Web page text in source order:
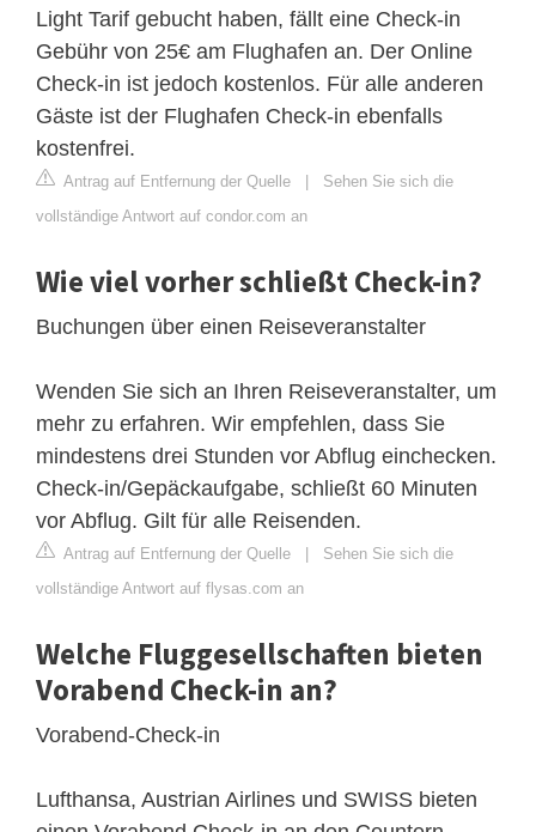
Light Tarif gebucht haben, fällt eine Check-in
Gebühr von 25€ am Flughafen an. Der Online
Check-in ist jedoch kostenlos. Für alle anderen
Gäste ist der Flughafen Check-in ebenfalls
kostenfrei.
Antrag auf Entfernung der Quelle | Sehen Sie sich die
vollständige Antwort auf condor.com an
Wie viel vorher schließt Check-in?
Buchungen über einen Reiseveranstalter
Wenden Sie sich an Ihren Reiseveranstalter, um
mehr zu erfahren. Wir empfehlen, dass Sie
mindestens drei Stunden vor Abflug einchecken.
Check-in/Gepäckaufgabe, schließt 60 Minuten
vor Abflug. Gilt für alle Reisenden.
Antrag auf Entfernung der Quelle | Sehen Sie sich die
vollständige Antwort auf flysas.com an
Welche Fluggesellschaften bieten
Vorabend Check-in an?
Vorabend-Check-in
Lufthansa, Austrian Airlines und SWISS bieten